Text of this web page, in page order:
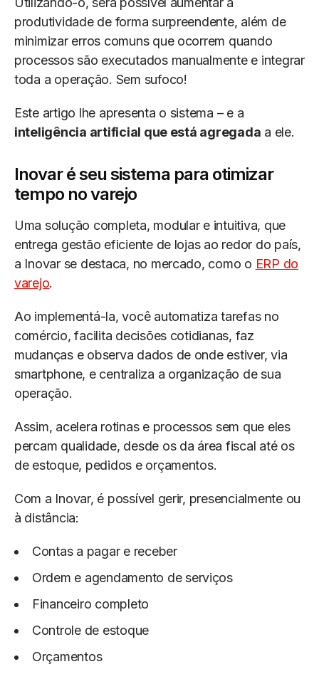
produtividade de forma surpreendente, além de
minimizar erros comuns que ocorrem quando
processos são executados manualmente e integrar
toda a operação. Sem sufoco!
Este artigo lhe apresenta o sistema – e a
inteligência artificial que está agregada a ele.
Inovar é seu sistema para otimizar
tempo no varejo
Uma solução completa, modular e intuitiva, que
entrega gestão eficiente de lojas ao redor do país,
a Inovar se destaca, no mercado, como o ERP do
varejo.
Ao implementá-la, você automatiza tarefas no
comércio, facilita decisões cotidianas, faz
mudanças e observa dados de onde estiver, via
smartphone, e centraliza a organização de sua
operação.
Assim, acelera rotinas e processos sem que eles
percam qualidade, desde os da área fiscal até os
de estoque, pedidos e orçamentos.
Com a Inovar, é possível gerir, presencialmente ou
à distância:
Contas a pagar e receber
Ordem e agendamento de serviços
Financeiro completo
Controle de estoque
Orçamentos